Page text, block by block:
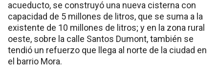
acueducto, se construyó una nueva cisterna con
capacidad de 5 millones de litros, que se suma a la
existente de 10 millones de litros; y en la zona rural
oeste, sobre la calle Santos Dumont, también se
tendió un refuerzo que llega al norte de la ciudad en
el barrio Mora.